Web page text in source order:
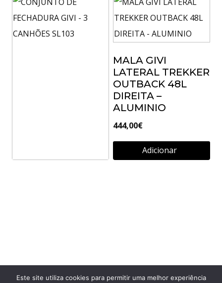
MALA GIVI
LATERAL TREKKER
OUTBACK 37L
ESQUERDA –
PRETO
417,00€
Adicionar
MALA GIVI
LATERAL TREKKER
OUTBACK 48L
DIREITA –
ALUMINIO
444,00€
Adicionar
Este site utiliza cookies para permitir uma melhor experiência